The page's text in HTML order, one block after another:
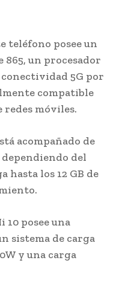
teléfono posee un
un procesador
5G por
compatible
redes móviles.
acompañado de
del
hasta los 12 GB de
10 posee una
sistema de carga
y una carga